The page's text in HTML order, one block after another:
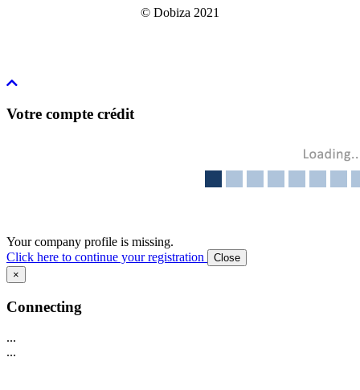
© Dobiza 2021
Votre compte crédit
Your company profile is missing.
Click here to continue your registration
Close
×
Connecting
...
...